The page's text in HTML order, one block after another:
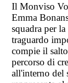
Il Monviso
Emma
squadra per
traguardo
compie il
percorso di
all'interno del